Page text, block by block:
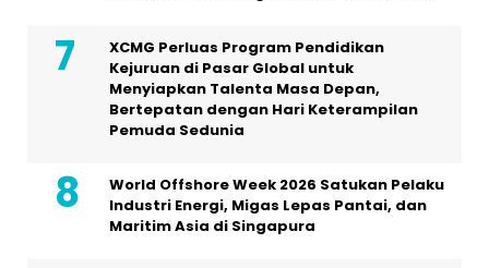
XCMG Perluas Program Pendidikan
Kejuruan di Pasar Global untuk
Menyiapkan Talenta Masa Depan,
Bertepatan dengan Hari Keterampilan
Pemuda Sedunia
World Offshore Week 2026 Satukan Pelaku
Industri Energi, Migas Lepas Pantai, dan
Maritim Asia di Singapura